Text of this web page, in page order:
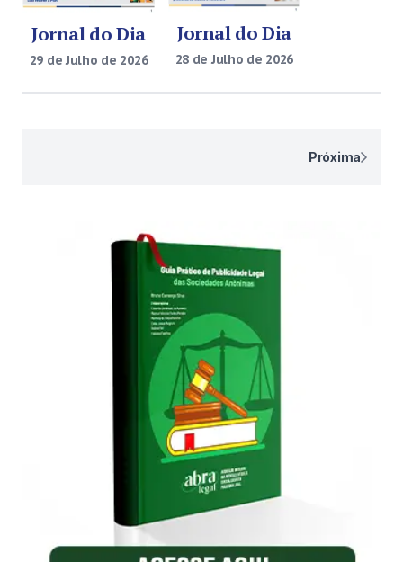
Jornal do Dia
29 de Julho de 2026
Jornal do Dia
28 de Julho de 2026
Próxima